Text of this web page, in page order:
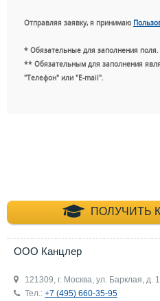
Отправляя заявку, я принимаю
* Обязательные для заполнения поля.
** Обязательным для заполнения
"Телефон" или "E-mail".
ПОЛУЧИТЬ
ООО Канцлер
121309, г. Москва, ул. Барклая, д.
Тел.: +7 (495) 660-35-95